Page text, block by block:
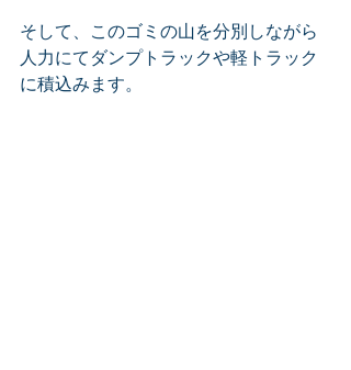
そして、このゴミの山を分別しながら
人力にてダンプトラックや軽トラック
に積込みます。